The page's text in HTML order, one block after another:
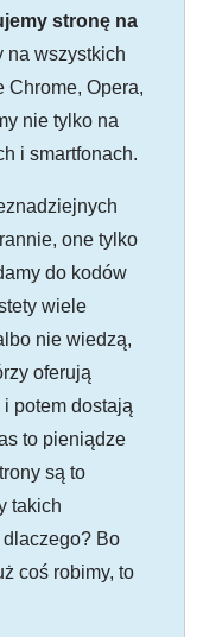
stronę na
na wszystkich
Chrome, Opera,
nie tylko na
i smartfonach.
one tylko
do kodów
wiele
nie wiedzą,
oferują
i potem dostają
to pieniądze
są to
takich
dlaczego? Bo
coś robimy, to